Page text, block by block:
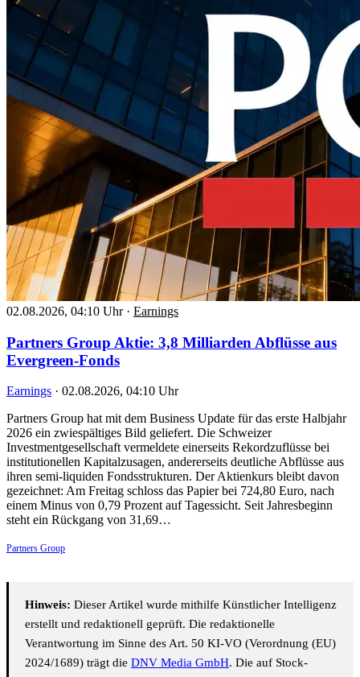
02.08.2026, 04:10 Uhr · Earnings
Partners Group Aktie: 3,8 Milliarden Abflüsse aus
Evergreen-Fonds
Earnings · 02.08.2026, 04:10 Uhr
Partners Group hat mit dem Business Update für das erste Halbjahr
2026 ein zwiespältiges Bild geliefert. Die Schweizer
Investmentgesellschaft vermeldete einerseits Rekordzuflüsse bei
institutionellen Kapitalzusagen, andererseits deutliche Abflüsse aus
ihren semi-liquiden Fondsstrukturen. Der Aktienkurs bleibt davon
gezeichnet: Am Freitag schloss das Papier bei 724,80 Euro, nach
einem Minus von 0,79 Prozent auf Tagessicht. Seit Jahresbeginn
steht ein Rückgang von 31,69…
Partners Group
Hinweis: Dieser Artikel wurde mithilfe Künstlicher Intelligenz
erstellt und redaktionell geprüft. Die redaktionelle
Verantwortung im Sinne des Art. 50 KI-VO (Verordnung (EU)
2024/1689) trägt die DNV Media GmbH. Die auf Stock-